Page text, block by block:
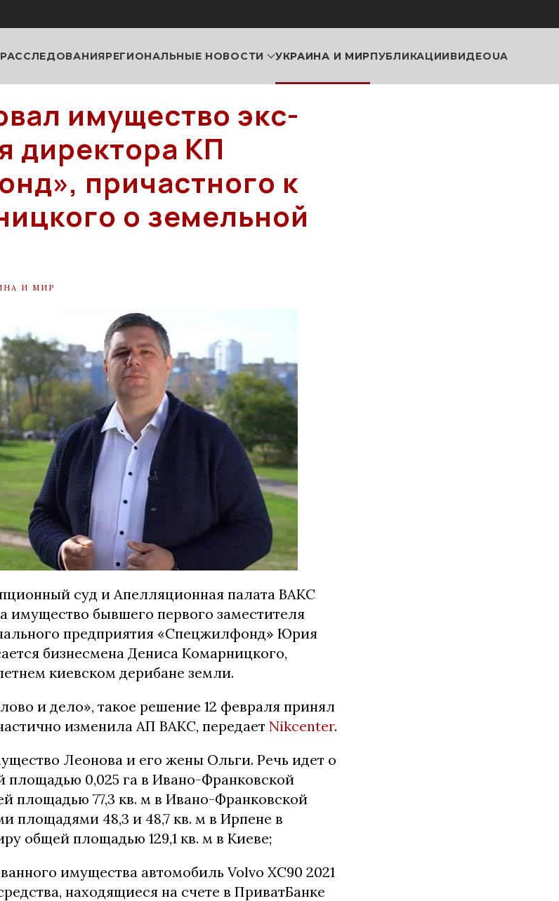
РАССЛЕДОВАНИЯРЕГИОНАЛЬНЫЕ НОВОСТИ УКРАИНА И МИРПУБЛИКАЦИИВИДЕОUA
имущество экс-
директора КП
причастного к
о земельной
И МИР
суд и Апелляционная палата ВАКС
имущество бывшего первого заместителя
предприятия «Спецжилфонд» Юрия
бизнесмена Дениса Комарницкого,
киевском дерибане земли.
и дело», такое решение 12 февраля принял
изменила АП ВАКС, передает Nikcenter.
Леонова и его жены Ольги. Речь идет о
площадью 0,025 га в Ивано-Франковской
площадью 77,3 кв. м в Ивано-Франковской
площадями 48,3 и 48,7 кв. м в Ирпене в
общей площадью 129,1 кв. м в Киеве;
имущества автомобиль Volvo XC90 2021
находящиеся на счете в ПриватБанке